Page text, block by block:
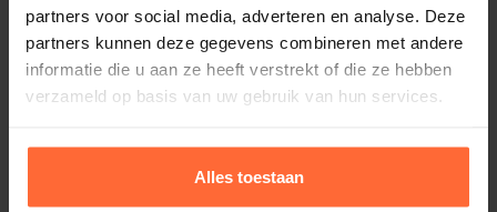
partners voor social media, adverteren en analyse. Deze
partners kunnen deze gegevens combineren met andere
informatie die u aan ze heeft verstrekt of die ze hebben
verzameld op basis van uw gebruik van hun services.
Alles toestaan